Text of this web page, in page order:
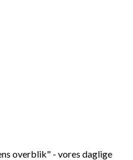
overblik" - vores daglige